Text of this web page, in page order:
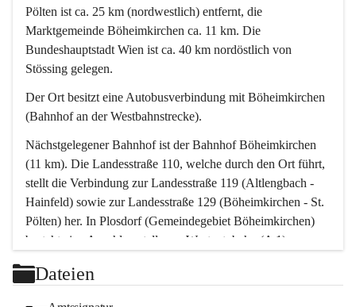
Pölten ist ca. 25 km (nordwestlich) entfernt, die
Marktgemeinde Böheimkirchen ca. 11 km. Die
Bundeshauptstadt Wien ist ca. 40 km nordöstlich von
Stössing gelegen.
Der Ort besitzt eine Autobusverbindung mit Böheimkirchen
(Bahnhof an der Westbahnstrecke).
Nächstgelegener Bahnhof ist der Bahnhof Böheimkirchen
(11 km). Die Landesstraße 110, welche durch den Ort führt,
stellt die Verbindung zur Landesstraße 119 (Altlengbach -
Hainfeld) sowie zur Landesstraße 129 (Böheimkirchen - St.
Pölten) her. In Plosdorf (Gemeindegebiet Böheimkirchen)
besteht eine Anschlussstelle zur Westautobahn (A 1).
Wien erreicht man in ca. 45 Minuten.
Dateien